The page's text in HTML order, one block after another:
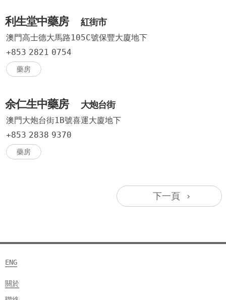
利生堂中藥房 紅街市
澳門高士德大馬路105C號保豐大廈地下
+853 2821 0754
藥房
余仁生中藥房 大炮台街
澳門大炮台街1B號喜運大廈地下
+853 2838 9370
藥房
下一頁 ›
ENG
關於